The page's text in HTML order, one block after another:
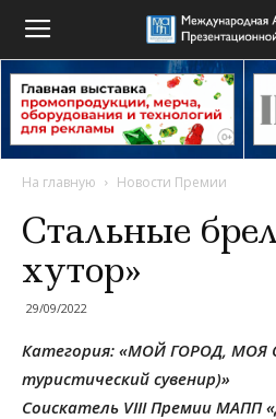
На главную Новости Премии
Стальные
хутор»
29/09/2022
Категория: «МОЙ ГОРОД, МОЯ
туристический сувенир)»
Соискатель VIII Премии МАПП